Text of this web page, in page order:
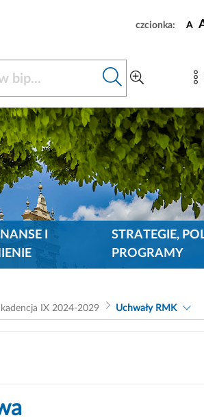
czcionka: A
I
STRATEGIE,
PROGRAMY
IX 2024-2029 Uchwały RMK